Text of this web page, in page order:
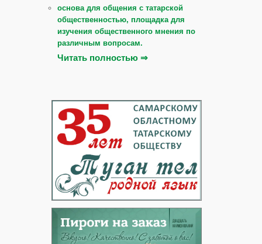
основа для общения с татарской
общественностью, площадка для
изучения общественного мнения по
различным вопросам.
Читать полностью ⇒